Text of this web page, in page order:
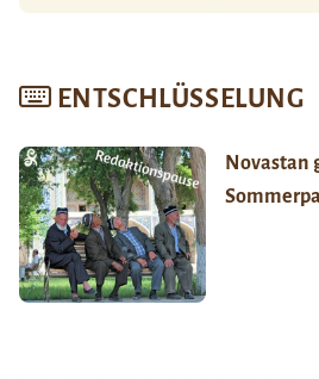
ENTSCHLÜSSELUNG
Novastan